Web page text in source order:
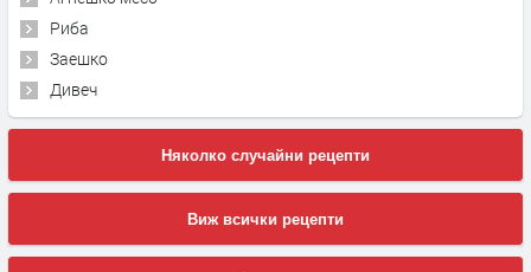
Риба
Заешко
Дивеч
Няколко случайни рецепти
Виж всички рецепти